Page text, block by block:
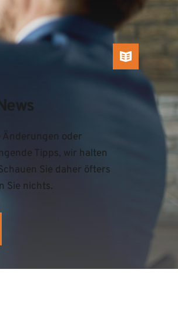
Änderungen oder
Tipps, wir halten
Sie daher öfters
Sie nichts.